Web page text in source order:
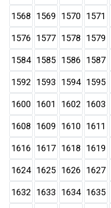
1568 1569 1570 1571
1576 1577 1578 1579
1584 1585 1586 1587
1592 1593 1594 1595
1600 1601 1602 1603
1608 1609 1610 1611
1616 1617 1618 1619
1624 1625 1626 1627
1632 1633 1634 1635